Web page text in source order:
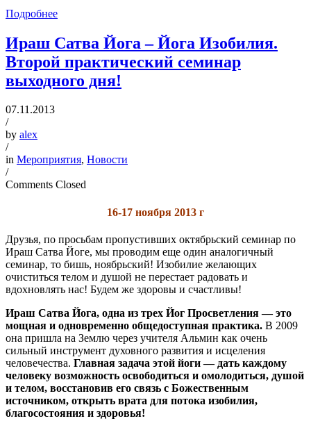
Подробнее
Ираш Сатва Йога – Йога Изобилия.
Второй практический семинар
выходного дня!
07.11.2013
/
by alex
/
in Мероприятия, Новости
/
Comments Closed
16-17 ноября 2013 г
Друзья, по просьбам пропустивших октябрьский семинар по
Ираш Сатва Йоге, мы проводим еще один аналогичный
семинар, то бишь, ноябрьский! Изобилие желающих
очиститься телом и душой не перестает радовать и
вдохновлять нас! Будем же здоровы и счастливы!
Ираш Сатва Йога, одна из трех Йог Просветления — это
мощная и одновременно общедоступная практика. В 2009
она пришла на Землю через учителя Альмин как очень
сильный инструмент духовного развития и исцеления
человечества. Главная задача этой йоги — дать каждому
человеку возможность освободиться и омолодиться, душой
и телом, восстановив его связь с Божественным
источником, открыть врата для потока изобилия,
благосостояния и здоровья!